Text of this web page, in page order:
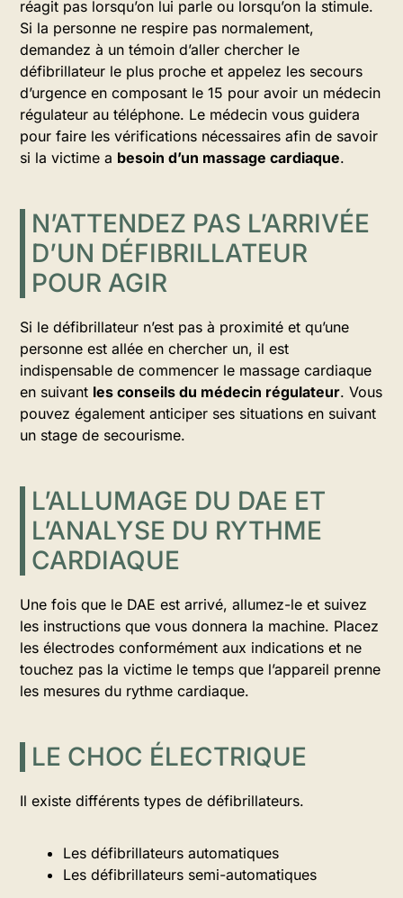
réagit pas lorsqu’on lui parle ou lorsqu’on la stimule.
Si la personne ne respire pas normalement,
demandez à un témoin d’aller chercher le
défibrillateur le plus proche et appelez les secours
d’urgence en composant le 15 pour avoir un médecin
régulateur au téléphone. Le médecin vous guidera
pour faire les vérifications nécessaires afin de savoir
si la victime a besoin d’un massage cardiaque.
N’ATTENDEZ PAS L’ARRIVÉE
D’UN DÉFIBRILLATEUR
POUR AGIR
Si le défibrillateur n’est pas à proximité et qu’une
personne est allée en chercher un, il est
indispensable de commencer le massage cardiaque
en suivant les conseils du médecin régulateur. Vous
pouvez également anticiper ses situations en suivant
un stage de secourisme.
L’ALLUMAGE DU DAE ET
L’ANALYSE DU RYTHME
CARDIAQUE
Une fois que le DAE est arrivé, allumez-le et suivez
les instructions que vous donnera la machine. Placez
les électrodes conformément aux indications et ne
touchez pas la victime le temps que l’appareil prenne
les mesures du rythme cardiaque.
LE CHOC ÉLECTRIQUE
Il existe différents types de défibrillateurs.
Les défibrillateurs automatiques
Les défibrillateurs semi-automatiques